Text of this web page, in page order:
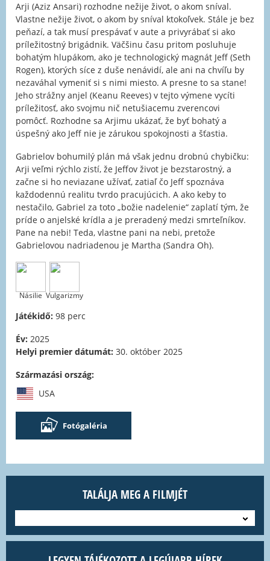
Arji (Aziz Ansari) rozhodne nežije život, o akom sníval.
Vlastne nežije život, o akom by sníval ktokoľvek. Stále je bez
peňazí, a tak musí prespávať v aute a privyrábať si ako
príležitostný brigádnik. Väčšinu času pritom posluhuje
bohatým hlupákom, ako je technologický magnát Jeff (Seth
Rogen), ktorých síce z duše nenávidí, ale ani na chvíľu by
nezaváhal vymeniť si s nimi miesto. A presne to sa stane!
Jeho strážny anjel (Keanu Reeves) v tejto výmene vycíti
príležitosť, ako svojmu nič netušiacemu zverencovi
pomôcť. Rozhodne sa Arjimu ukázať, že byť bohatý a
úspešný ako Jeff nie je zárukou spokojnosti a šťastia.
Gabrielov bohumilý plán má však jednu drobnú chybičku:
Arji veľmi rýchlo zistí, že Jeffov život je bezstarostný, a
začne si ho neviazane užívať, zatiaľ čo Jeff spoznáva
každodennú realitu tvrdo pracujúcich. A ako keby to
nestačilo, Gabriel za toto „božie nadelenie“ zaplatí tým, že
príde o anjelské krídla a je preradený medzi smrteľníkov.
Pane na nebi! Teda, vlastne pani na nebi, pretože
Gabrielovou nadriadenou je Martha (Sandra Oh).
Násilie Vulgarizmy
Játékidő: 98 perc
Év: 2025
Helyi premier dátumát: 30. október 2025
Származási ország:
USA
Fotógaléria
TALÁLJA MEG A FILMJÉT